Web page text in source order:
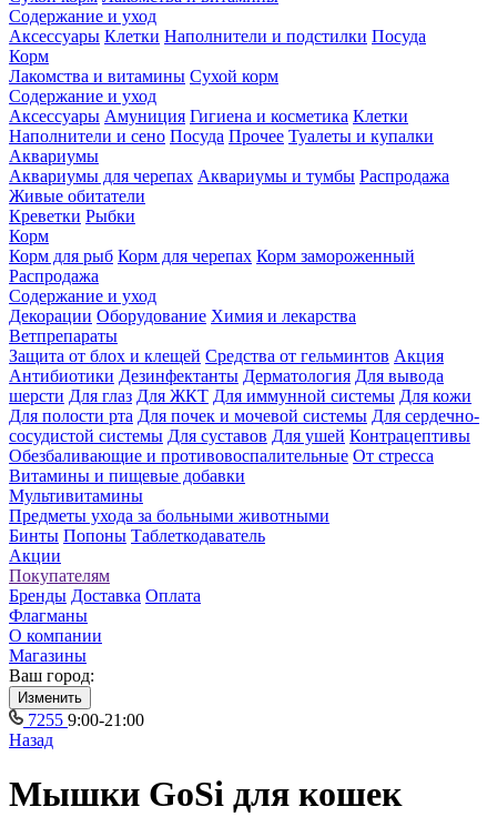
Содержание и уход
Аксессуары Клетки Наполнители и подстилки Посуда
Корм
Лакомства и витамины Сухой корм
Содержание и уход
Аксессуары Амуниция Гигиена и косметика Клетки
Наполнители и сено Посуда Прочее Туалеты и купалки
Аквариумы
Аквариумы для черепах Аквариумы и тумбы Распродажа
Живые обитатели
Креветки Рыбки
Корм
Корм для рыб Корм для черепах Корм замороженный
Распродажа
Содержание и уход
Декорации Оборудование Химия и лекарства
Ветпрепараты
Защита от блох и клещей Средства от гельминтов Акция
Антибиотики Дезинфектанты Дерматология Для вывода
шерсти Для глаз Для ЖКТ Для иммунной системы Для кожи
Для полости рта Для почек и мочевой системы Для сердечно-
сосудистой системы Для суставов Для ушей Контрацептивы
Обезбаливающие и противовоспалительные От стресса
Витамины и пищевые добавки
Мультивитамины
Предметы ухода за больными животными
Бинты Попоны Таблеткодаватель
Акции
Покупателям
Бренды Доставка Оплата
Флагманы
О компании
Магазины
Ваш город:
Изменить
7255 9:00-21:00
Назад
Мышки GoSi для кошек